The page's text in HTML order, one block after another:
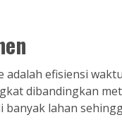
efisiensi
dibandingkan
lahan